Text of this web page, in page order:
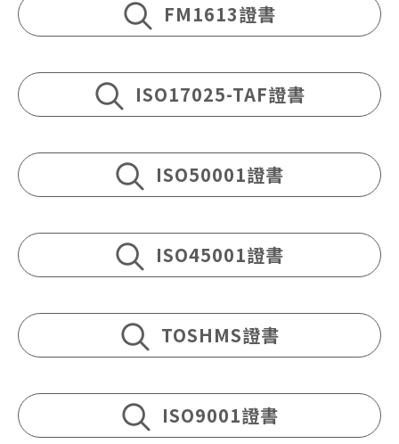
FM1613證書
ISO17025-TAF證書
ISO50001證書
ISO45001證書
TOSHMS證書
ISO9001證書